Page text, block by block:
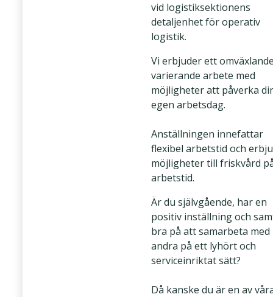
vid logistiksektionens
detaljenhet för operativ
logistik.
Vi erbjuder ett
varierande arbete med
möjligheter att påverka
egen arbetsdag.
Anställningen innefattar
flexibel arbetstid och
möjligheter till friskvård
arbetstid.
Är du självgående, har en
positiv inställning och
bra på att samarbeta med
andra på ett lyhört och
serviceinriktat sätt?
Då kanske du är en av